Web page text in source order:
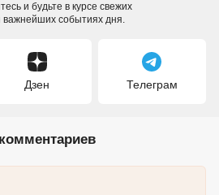
и будьте в курсе свежих
важнейших событиях дня.
Дзен Телеграм